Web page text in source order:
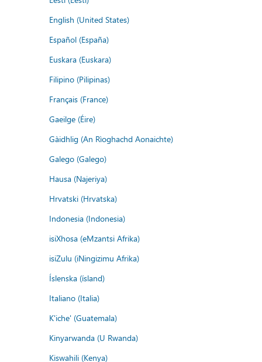
English (United States)
Español (España)
Euskara (Euskara)
Filipino (Pilipinas)
Français (France)
Gaeilge (Éire)
Gàidhlig (An Rìoghachd Aonaichte)
Galego (Galego)
Hausa (Najeriya)
Hrvatski (Hrvatska)
Indonesia (Indonesia)
isiXhosa (eMzantsi Afrika)
isiZulu (iNingizimu Afrika)
Íslenska (ísland)
Italiano (Italia)
K'iche' (Guatemala)
Kinyarwanda (U Rwanda)
Kiswahili (Kenya)